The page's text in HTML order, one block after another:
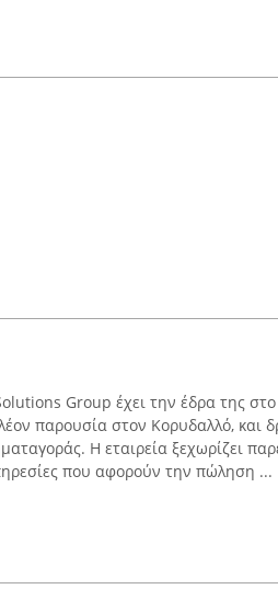
Group έχει την έδρα της
παρουσία στον Κορυδαλλό, και
Η εταιρεία ξεχωρίζει
που αφορούν την πώληση ...